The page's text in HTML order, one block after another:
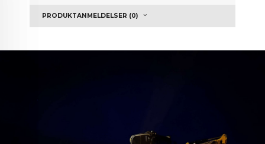
PRODUKTANMELDELSER (0)